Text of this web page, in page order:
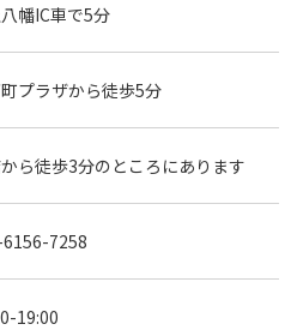
幡IC車で5分
プラザから徒歩5分
ら徒歩3分のところにあります
7258
19:00